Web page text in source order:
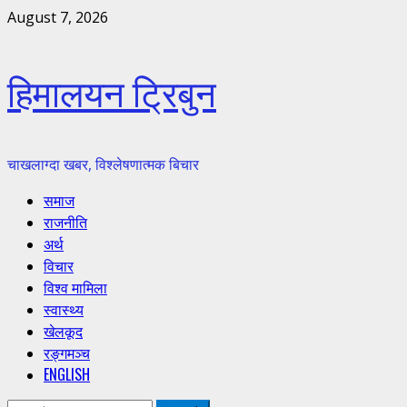
Skip
August 7, 2026
हिमालयन ट्रिबुन
चाखलाग्दा खबर, विश्लेषणात्मक बिचार
Primary
Menu
समाज
राजनीति
अर्थ
विचार
विश्व मामिला
स्वास्थ्य
खेलकूद
रङ्गमञ्च
ENGLISH